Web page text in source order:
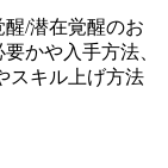
/潜在覚醒のお
かや入手方法、
スキル上げ方法